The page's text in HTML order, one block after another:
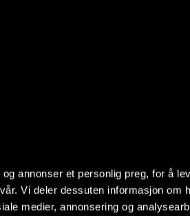
annonser et personlig preg, for å
Vi deler dessuten informasjon om
medier, annonsering og